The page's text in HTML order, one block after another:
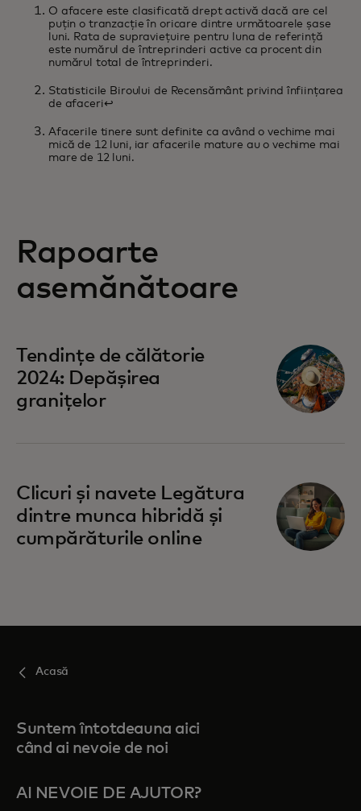
O afacere este clasificată drept activă dacă are cel
puțin o tranzacție în oricare dintre următoarele șase
luni. Rata de supraviețuire pentru luna de referință
este numărul de întreprinderi active ca procent din
numărul total de întreprinderi.
Statisticile Biroului de Recensământ privind înființarea
de afaceri↩︎
Afacerile tinere sunt definite ca având o vechime mai
mică de 12 luni, iar afacerile mature au o vechime mai
mare de 12 luni.
Rapoarte
asemănătoare
Tendințe de călătorie
2024: Depășirea
granițelor
Clicuri și navete Legătura
dintre munca hibridă și
cumpărăturile online
Acasă
Suntem întotdeauna aici
când ai nevoie de noi
AI NEVOIE DE AJUTOR?